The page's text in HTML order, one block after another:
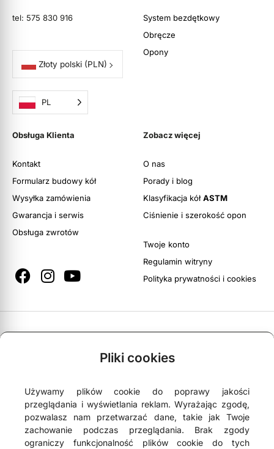
Pliki cookies
Używamy plików cookie do poprawy jakości
przeglądania i wyświetlania reklam. Wyrażając zgodę,
pozwalasz nam przetwarzać dane, takie jak Twoje
zachowanie podczas przeglądania. Brak zgody
ograniczy funkcjonalność plików cookie do tych
tel: 575 830 916
Złoty polski (PLN)
PL
System bezdętkowy
Obręcze
Opony
Obsługa Klienta
Kontakt
Formularz budowy kół
Wysyłka zamówienia
Gwarancja i serwis
Obsługa zwrotów
Zobacz więcej
O nas
Porady i blog
Klasyfikacja kółASTM
Ciśnienie i szerokość opon
Twoje konto
Regulamin witryny
Polityka prywatności i cookies
NEWSLETTER